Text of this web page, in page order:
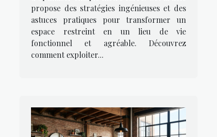
propose des stratégies ingénieuses et des
astuces pratiques pour transformer un
espace restreint en un lieu de vie
fonctionnel et agréable. Découvrez
comment exploiter...